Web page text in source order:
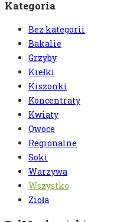
Kategoria
Bez kategorii
Bakalie
Grzyby
Kiełki
Kiszonki
Koncentraty
Kwiaty
Owoce
Regionalne
Soki
Warzywa
Wszystko
Zioła